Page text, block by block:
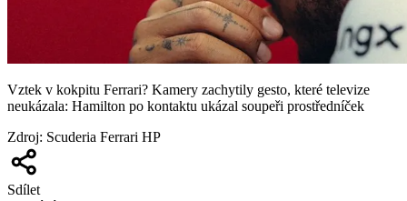
Vztek v kokpitu Ferrari? Kamery zachytily gesto, které televize
neukázala: Hamilton po kontaktu ukázal soupeři prostředníček
Zdroj: Scuderia Ferrari HP
Sdílet